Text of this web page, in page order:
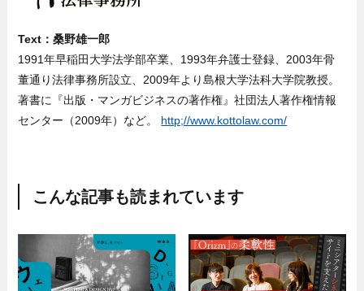
Text：桑野雄一郎
1991年早稲田大学法学部卒業、1993年弁護士登録、2003年骨
董通り法律事務所設立、2009年より島根大学法科大学院教授。
著書に『出版・マンガビジネスの著作権』社団法人著作権情報
センター（2009年）など。 http;//www.kottolaw.com/
こんな記事も読まれています